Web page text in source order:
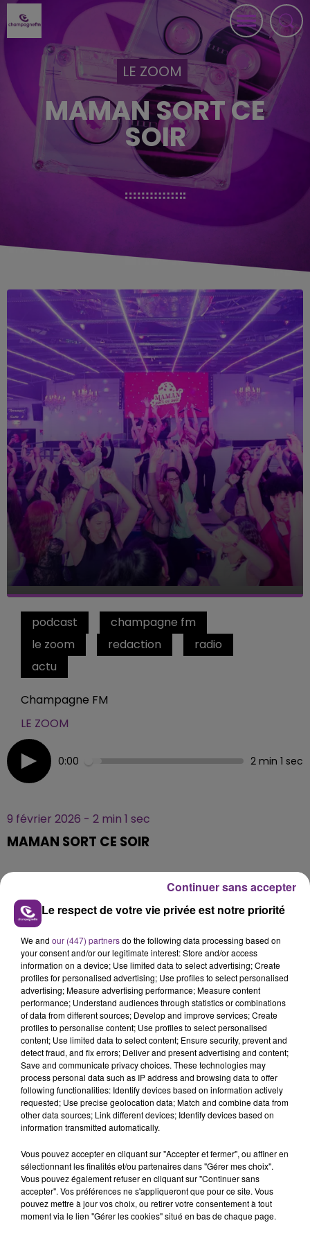
LE ZOOM
MAMAN SORT CE
SOIR
podcast
champagne fm
le zoom
redaction
radio
actu
Champagne FM
LE ZOOM
0:00 2 min 1 sec
9 février 2026 - 2 min 1 sec
MAMAN SORT CE SOIR
C'est le nouveau concept de soirée qui fait son arrivée
à Reims, le 27 février prochain ...
TITRES DIFFUSÉS
5h47
5h47 5h44
5h44
Le respect de votre vie privée est notre priorité
We and our (447) partnersdo the following data processing based on
your consent and/or our legitimate interest: Store and/or access
information on a device; Use limited data to select advertising; Create
profiles for personalised advertising; Use profiles to select personalised
advertising; Measure advertising performance; Measure content
performance; Understand audiences through statistics or combinations
of data from different sources; Develop and improve services; Create
profiles to personalise content; Use profiles to select personalised
content; Use limited data to select content; Ensure security, prevent and
detect fraud, and fix errors; Deliver and present advertising and content;
Save and communicate privacy choices. These technologies may
process personal data such as IP address and browsing data to offer
following functionalities: Identify devices based on information actively
requested; Use precise geolocation data; Match and combine data from
other data sources; Link different devices; Identify devices based on
information transmitted automatically.
Vous pouvez accepter en cliquant sur "Accepter et fermer", ou affiner en
sélectionnant les finalités et/ou partenaires dans "Gérer mes choix".
Vous pouvez également refuser en cliquant sur "Continuer sans
accepter". Vos préférences ne s'appliqueront que pour ce site. Vous
pouvez mettre à jour vos choix, ou retirer votre consentement à tout
moment via le lien "Gérer les cookies" situé en bas de chaque page.
Continuer sans accepter